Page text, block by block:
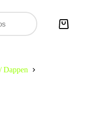
Carro
Dappen